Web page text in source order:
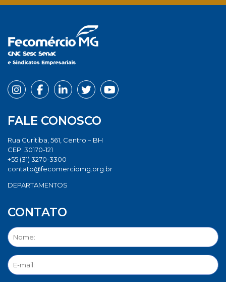
FALE CONOSCO
Rua Curitiba, 561, Centro – BH
CEP: 30170-121
+55 (31) 3270-3300
contato@fecomerciomg.org.br
DEPARTAMENTOS
CONTATO